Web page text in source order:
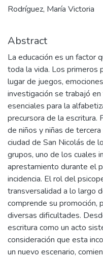
Rodríguez, María Victoria
Abstract
La educación es un factor
toda la vida. Los primeros
lugar de juegos,
investigación se trabajó
esenciales para la
precursora de la escritura.
de niños y niñas de
ciudad de San Nicolás de
grupos, uno de los cuales
aprestamiento durante el
incidencia. El rol del
transversalidad a lo largo
comprende su promoción,
diversas dificultades.
escritura como un acto
consideración que esta
un nuevo escenario,